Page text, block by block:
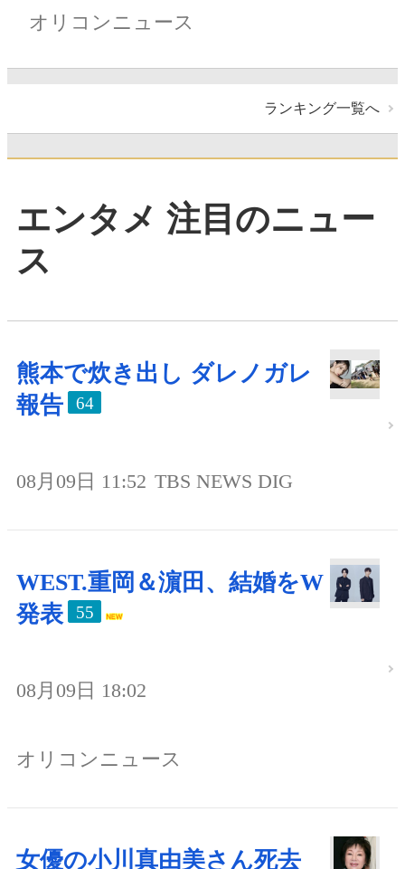
オリコンニュース
ランキング一覧へ
エンタメ 注目のニュー
ス
熊本で炊き出し ダレノガレ
報告
64
08月09日 11:52 TBS NEWS DIG
WEST.重岡＆濵田、結婚をW
発表
55
08月09日 18:02
オリコンニュース
女優の小川真由美さん死去